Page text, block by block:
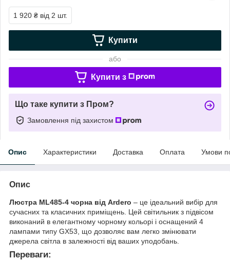
1 920 ₴ від 2 шт.
Купити
або
Купити з
Що таке купити з Пром?
Замовлення під захистом
Опис Характеристики Доставка Оплата Умови
Опис
Люстра ML485-4 чорна від Ardero – це ідеальний вибір для
сучасних та класичних приміщень. Цей світильник з підвісом
виконаний в елегантному чорному кольорі і оснащений 4
лампами типу GX53, що дозволяє вам легко змінювати
джерела світла в залежності від ваших уподобань.
Переваги: